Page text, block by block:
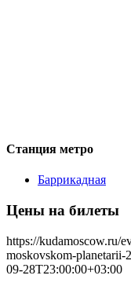
Станция метро
Баррикадная
Цены на билеты
https://kudamoscow.ru/
moskovskom-planetarii-
09-28T23:00:00+03:00